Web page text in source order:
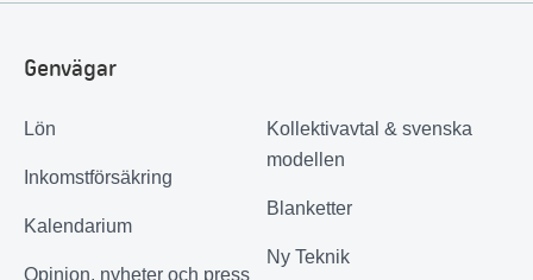
Genvägar
Lön
Inkomstförsäkring
Kalendarium
Opinion, nyheter och press
Kollektivavtal & svenska
modellen
Blanketter
Ny Teknik